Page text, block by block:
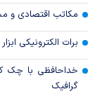
مکاتب اقتصادی و
برات الکترونیکی
خداحافظی با چک
گرافیک